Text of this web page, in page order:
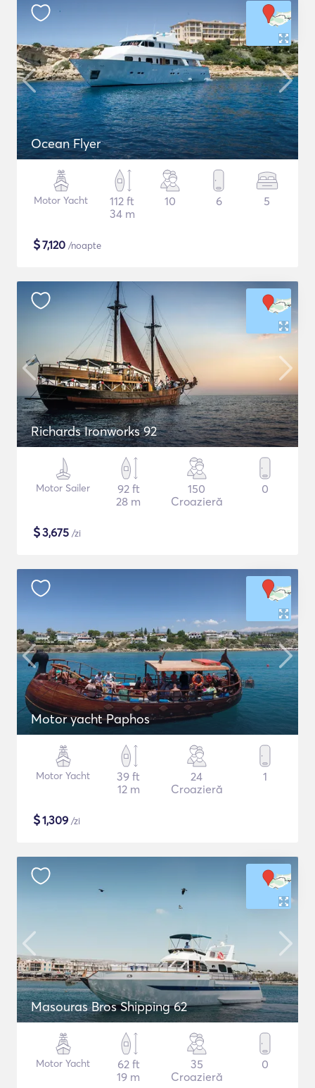
Ocean Flyer
Motor Yacht
112 ft
34 m
10 6 5
$7,120 /noapte
Richards Ironworks 92
Motor Sailer
92 ft
28 m
150
Croazieră
0
$3,675 /zi
Motor yacht Paphos
Motor Yacht
39 ft
12 m
24
Croazieră
1
$1,309 /zi
Masouras Bros Shipping 62
Motor Yacht
62 ft
19 m
35
Croazieră
0